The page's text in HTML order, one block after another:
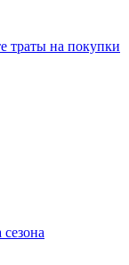
траты на покупки